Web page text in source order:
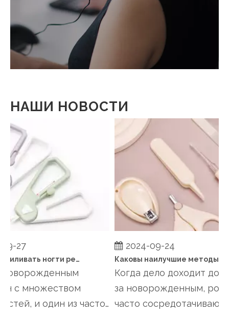
НАШИ НОВОСТИ
27
Когда подпиливать ногти ребенку?
с множеством
и один из часто
2024-09-24
Каковы наилучшие методы поддержания здоровья ногтей ребенка между стрижками?
Когда дело доходит до
за новорожденным,
часто сосредотачиваются